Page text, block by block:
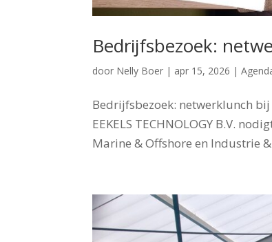
Bedrijfsbezoek:
door Nelly Boer | apr 15, 2026 |
Bedrijfsbezoek: netwerklunch
EEKELS TECHNOLOGY B.V.
Marine & Offshore en Industrie